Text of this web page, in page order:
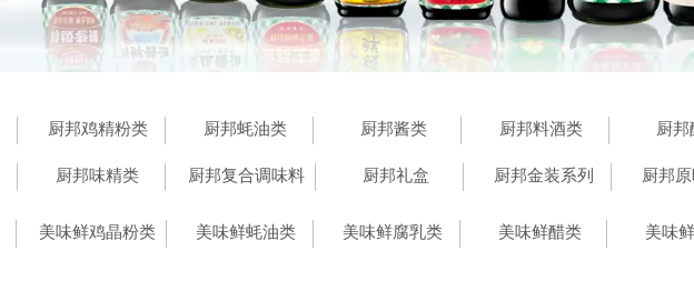
厨邦鸡精粉类 厨邦蚝油类 厨邦酱类 厨邦料酒类 厨邦
厨邦味精类 厨邦复合调味料 厨邦礼盒 厨邦金装系列 厨邦
美味鲜鸡晶粉类 美味鲜蚝油类 美味鲜腐乳类 美味鲜醋类 美味